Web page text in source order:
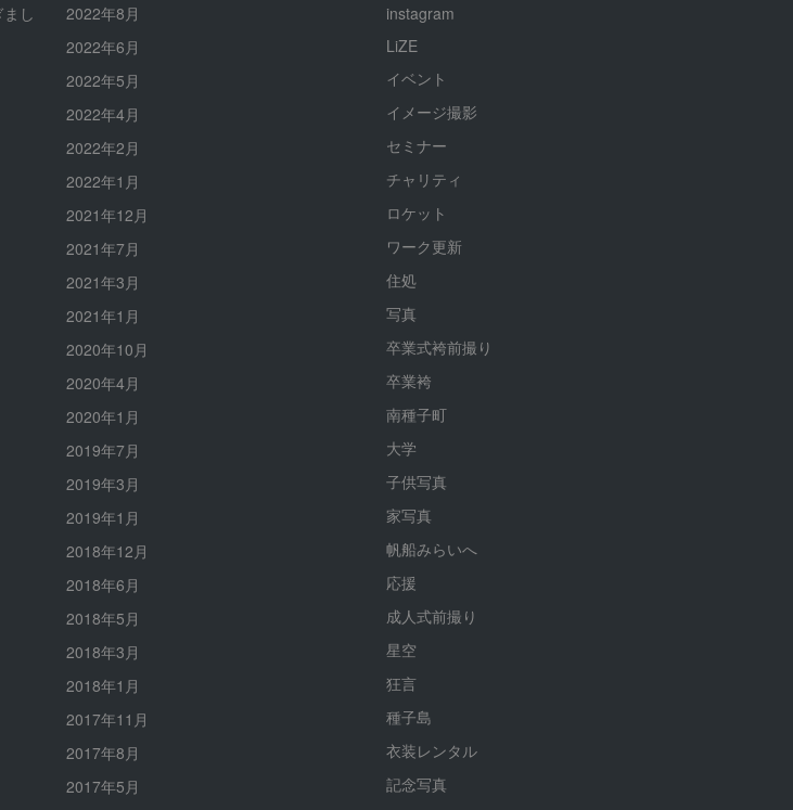
し
2022年8月
2022年6月
2022年5月
2022年4月
2022年2月
2022年1月
2021年12月
2021年7月
2021年3月
2021年1月
2020年10月
2020年4月
2020年1月
2019年7月
2019年3月
2019年1月
2018年12月
2018年6月
2018年5月
2018年3月
2018年1月
2017年11月
2017年8月
2017年5月
instagram
LiZE
イベント
イメージ撮影
セミナー
チャリティ
ロケット
ワーク更新
住処
写真
卒業式袴前撮り
卒業袴
南種子町
大学
子供写真
家写真
帆船みらいへ
応援
成人式前撮り
星空
狂言
種子島
衣装レンタル
記念写真